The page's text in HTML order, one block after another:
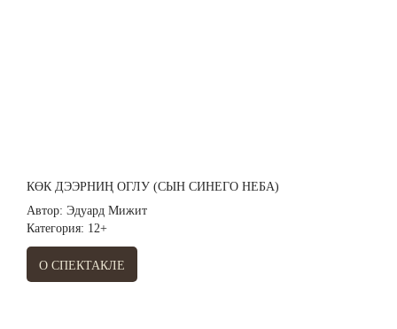
КӨК ДЭЭРНИҢ ОГЛУ (СЫН СИНЕГО НЕБА)
Автор: Эдуард Мижит
Категория: 12+
О СПЕКТАКЛЕ